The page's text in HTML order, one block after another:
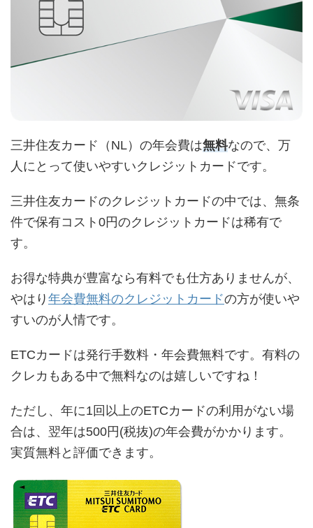
三井住友カード（NL）の年会費は無料なので、万
人にとって使いやすいクレジットカードです。
三井住友カードのクレジットカードの中では、無条
件で保有コスト0円のクレジットカードは稀有で
す。
お得な特典が豊富なら有料でも仕方ありませんが、
やはり 年会費無料のクレジットカードの方が使いや
すいのが人情です。
ETCカードは発行手数料・年会費無料です。有料の
クレカもある中で無料なのは嬉しいですね！
ただし、年に1回以上のETCカードの利用がない場
合は、翌年は500円(税抜)の年会費がかかります。
実質無料と評価できます。